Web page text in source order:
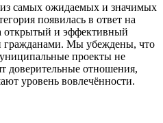
самых ожидаемых и значимых
появилась в ответ на
открытый и эффективный
гражданами. Мы убеждены, что
проекты не
доверительные отношения,
уровень вовлечённости.